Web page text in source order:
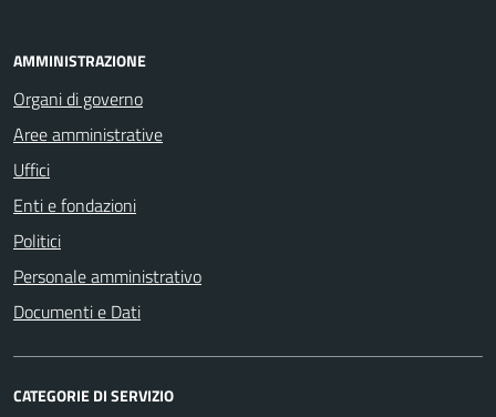
AMMINISTRAZIONE
Organi di governo
Aree amministrative
Uffici
Enti e fondazioni
Politici
Personale amministrativo
Documenti e Dati
CATEGORIE DI SERVIZIO